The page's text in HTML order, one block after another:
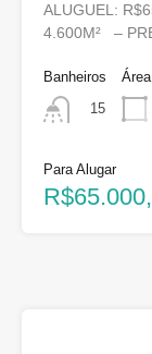
ALUGUEL:
4.600M² –
Banheiros
15
Área
Para Alugar